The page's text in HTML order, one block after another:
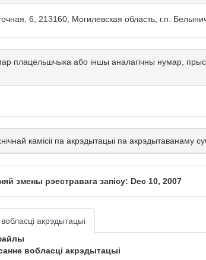
6, 213160, Могилевская область, г.п.
плацельшчыка або іншы аналагічны нумар,
камісіі па акрэдытацыі па акрэдытаванаму
змены рэестравага запісу: Dec 10, 2007
акрэдытацыі
вобласці акрэдытацыі